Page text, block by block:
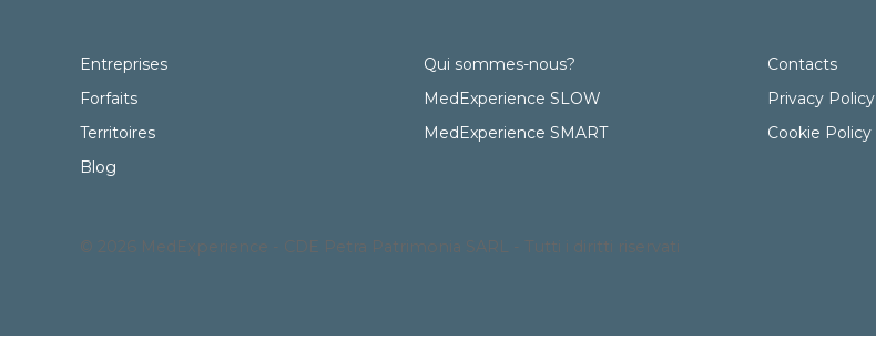
Entreprises
Forfaits
Territoires
Blog
Qui sommes-nous?
MedExperience SLOW
MedExperience SMART
Contacts
Privacy Policy
Cookie Policy
© 2026 MedExperience - CDE Petra Patrimonia SARL - Tutti i diritti riservati